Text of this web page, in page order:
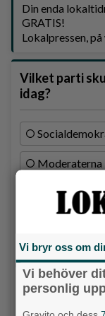
Din enda
GRATIS!
Lokalpressen,
Vilket parti
idag?
Moderaterna
Miljöpartiet
Centerpartiet
Vi bryr oss om
Vi behöver
personlig